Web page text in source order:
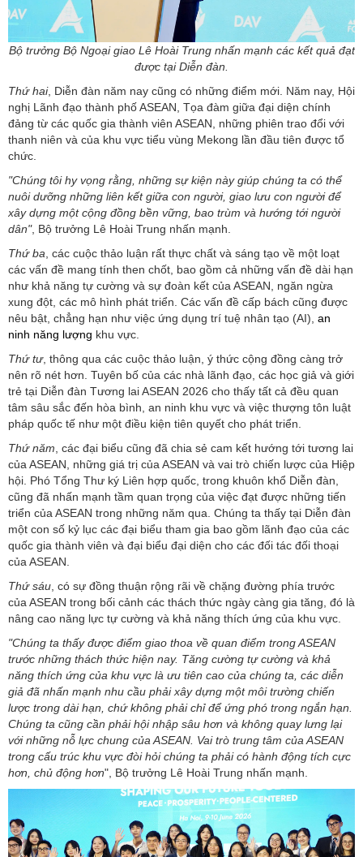
Bộ trưởng Bộ Ngoại giao Lê Hoài Trung nhấn mạnh các kết quả đạt
được tại Diễn đàn.
Thứ hai, Diễn đàn năm nay cũng có những điểm mới. Năm nay, Hội
nghị Lãnh đạo thành phố ASEAN, Tọa đàm giữa đại diện chính
đảng từ các quốc gia thành viên ASEAN, những phiên trao đổi với
thanh niên và của khu vực tiểu vùng Mekong lần đầu tiên được tổ
chức.
"Chúng tôi hy vọng rằng, những sự kiện này giúp chúng ta có thể
nuôi dưỡng những liên kết giữa con người, giao lưu con người để
xây dựng một cộng đồng bền vững, bao trùm và hướng tới người
dân", Bộ trưởng Lê Hoài Trung nhấn mạnh.
Thứ ba , các cuộc thảo luận rất thực chất và sáng tạo về một loạt
các vấn đề mang tính then chốt, bao gồm cả những vấn đề dài hạn
như khả năng tự cường và sự đoàn kết của ASEAN, ngăn ngừa
xung đột, các mô hình phát triển. Các vấn đề cấp bách cũng được
nêu bật, chẳng hạn như việc ứng dụng trí tuệ nhân tạo (AI), an
ninh năng lượng khu vực.
Thứ tư, thông qua các cuộc thảo luận, ý thức cộng đồng càng trở
nên rõ nét hơn. Tuyên bố của các nhà lãnh đạo, các học giả và giới
trẻ tại Diễn đàn Tương lai ASEAN 2026 cho thấy tất cả đều quan
tâm sâu sắc đến hòa bình, an ninh khu vực và việc thượng tôn luật
pháp quốc tế như một điều kiện tiên quyết cho phát triển.
Thứ năm , các đại biểu cũng đã chia sẻ cam kết hướng tới tương lai
của ASEAN, những giá trị của ASEAN và vai trò chiến lược của Hiệp
hội. Phó Tổng Thư ký Liên hợp quốc, trong khuôn khổ Diễn đàn,
cũng đã nhấn mạnh tầm quan trọng của việc đạt được những tiến
triển của ASEAN trong những năm qua. Chúng ta thấy tại Diễn đàn
một con số kỷ lục các đại biểu tham gia bao gồm lãnh đạo của các
quốc gia thành viên và đại biểu đại diện cho các đối tác đối thoại
của ASEAN.
Thứ sáu , có sự đồng thuận rộng rãi về chặng đường phía trước
của ASEAN trong bối cảnh các thách thức ngày càng gia tăng, đó là
nâng cao năng lực tự cường và khả năng thích ứng của khu vực.
"Chúng ta thấy được điểm giao thoa về quan điểm trong ASEAN
trước những thách thức hiện nay. Tăng cường tự cường và khả
năng thích ứng của khu vực là ưu tiên cao của chúng ta, các diễn
giả đã nhấn mạnh nhu cầu phải xây dựng một môi trường chiến
lược trong dài hạn, chứ không phải chỉ để ứng phó trong ngắn hạn.
Chúng ta cũng cần phải hội nhập sâu hơn và không quay lưng lại
với những nỗ lực chung của ASEAN. Vai trò trung tâm của ASEAN
trong cấu trúc khu vực đòi hỏi chúng ta phải có hành động tích cực
hơn, chủ động hơn", Bộ trưởng Lê Hoài Trung nhấn mạnh.